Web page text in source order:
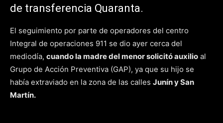
de transferencia Quaranta.
El seguimiento por parte de operadores del centro
Integral de operaciones 911 se dio ayer cerca del
mediodía, cuando la madre del menor solicitó auxilio al
Grupo de Acción Preventiva (GAP), ya que su hijo se
había extraviado en la zona de las calles Junín y San
Martín.